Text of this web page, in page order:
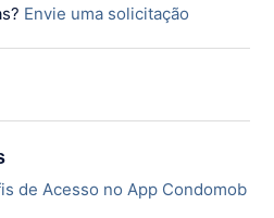
Envie uma solicitação
de Acesso no App Condomob